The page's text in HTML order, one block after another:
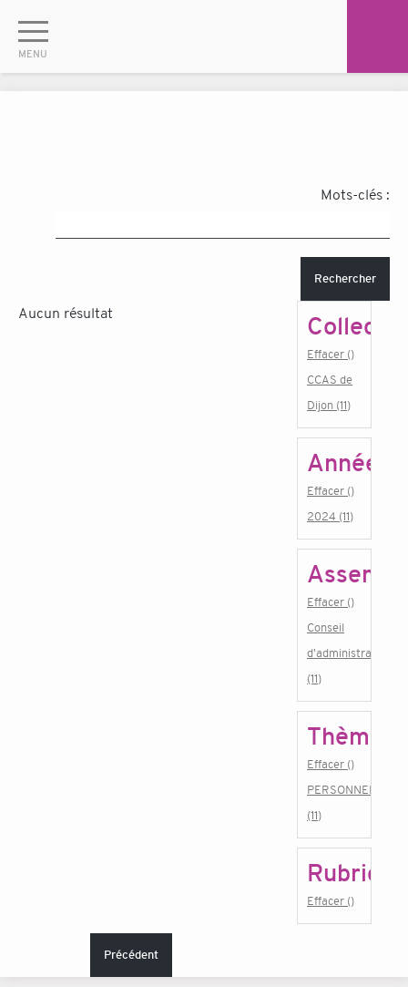
Mots-clés :
Rechercher
Aucun résultat
Effacer ()
CCAS de
Dijon (11)
Année
Effacer ()
2024 (11)
Effacer ()
Conseil
d'administration
(11)
Thème
Effacer ()
PERSONNEL
(11)
Rubrique
Effacer ()
Précédent